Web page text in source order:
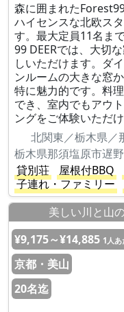
森に囲まれた
ハイセンスな北欧ス
す。最大定員11名ま
99 DEERでは、大切
しいただけます。ダ
ンルームの大きな窓
特に魅力的です。料
でき、室内でもアウ
ングをご体験いただけ
北関東／栃木県／
栃木県那須塩原市遅
貸別荘
屋根付BBQ
子連れ・ファミリー
美しい川と山
¥9,175～¥14,885 1人
京都・美山
20名迄